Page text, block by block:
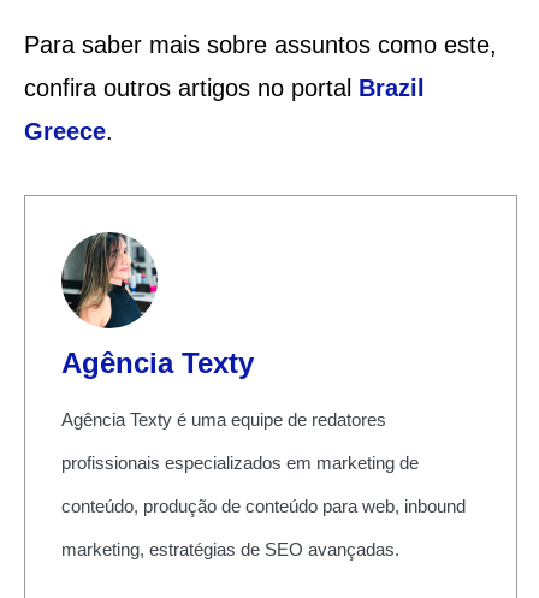
Para saber mais sobre assuntos como este,
confira outros artigos no portal Brazil
Greece.
Agência Texty
Agência Texty é uma equipe de redatores
profissionais especializados em marketing de
conteúdo, produção de conteúdo para web, inbound
marketing, estratégias de SEO avançadas.